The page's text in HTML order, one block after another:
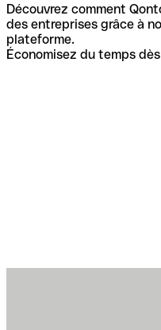
Découvrez comment
des entreprises grâce à
plateforme.
Économisez du temps